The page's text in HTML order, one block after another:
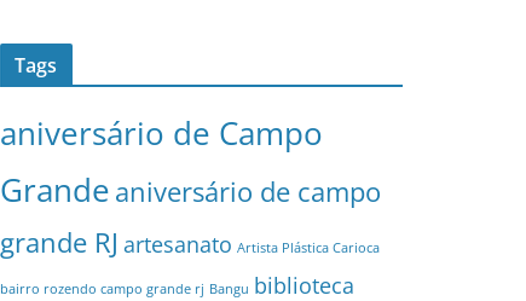
Tags
aniversário de Campo
Grandeaniversário de campo
grande RJ artesanato Artista Plástica Carioca
bairro rozendo campo grande rj Bangu biblioteca